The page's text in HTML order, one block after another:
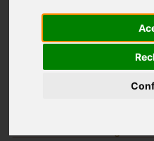
Ayuda